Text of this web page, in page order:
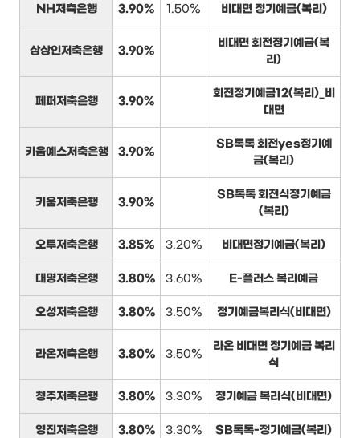
NH저축은행 3.90% 1.50% 비대면 정기예금(복리)
상상인저축은행 3.90%
비대면 회전정기예금(복
리)
페퍼저축은행 3.90%
회전정기예금12(복리)_비
대면
키움예스저축은행 3.90%
SB톡톡 회전yes정기예
금(복리)
키움저축은행 3.90%
SB톡톡 회전식정기예금
(복리)
오투저축은행 3.85% 3.20% 비대면정기예금(복리)
대명저축은행 3.80% 3.60% E-플러스 복리예금
오성저축은행 3.80% 3.50% 정기예금복리식(비대면)
라온저축은행 3.80% 3.50%
라온 비대면 정기예금 복리
식
청주저축은행 3.80% 3.30% 정기예금 복리식(비대면)
영진저축은행 3.80% 3.30% SB톡톡-정기예금(복리)